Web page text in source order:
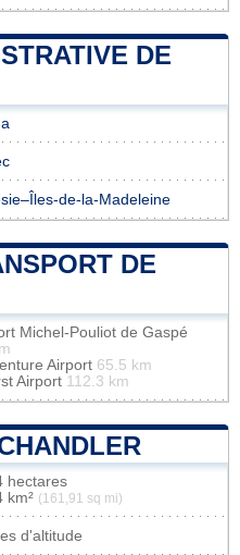
DE
de-la-Madeleine
DE
Michel-Pouliot de Gaspé
Airport 65.5 km
Airport 112.3 km
hectares
km² (161,91 sq mi)
d'altitude